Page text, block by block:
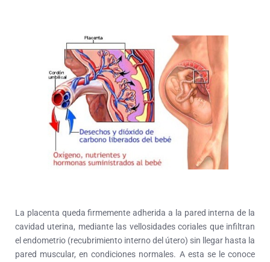
La placenta queda firmemente adherida a la pared interna de la
cavidad uterina, mediante las vellosidades coriales que infiltran
el endometrio (recubrimiento interno del útero) sin llegar hasta la
pared muscular, en condiciones normales. A esta se le conoce